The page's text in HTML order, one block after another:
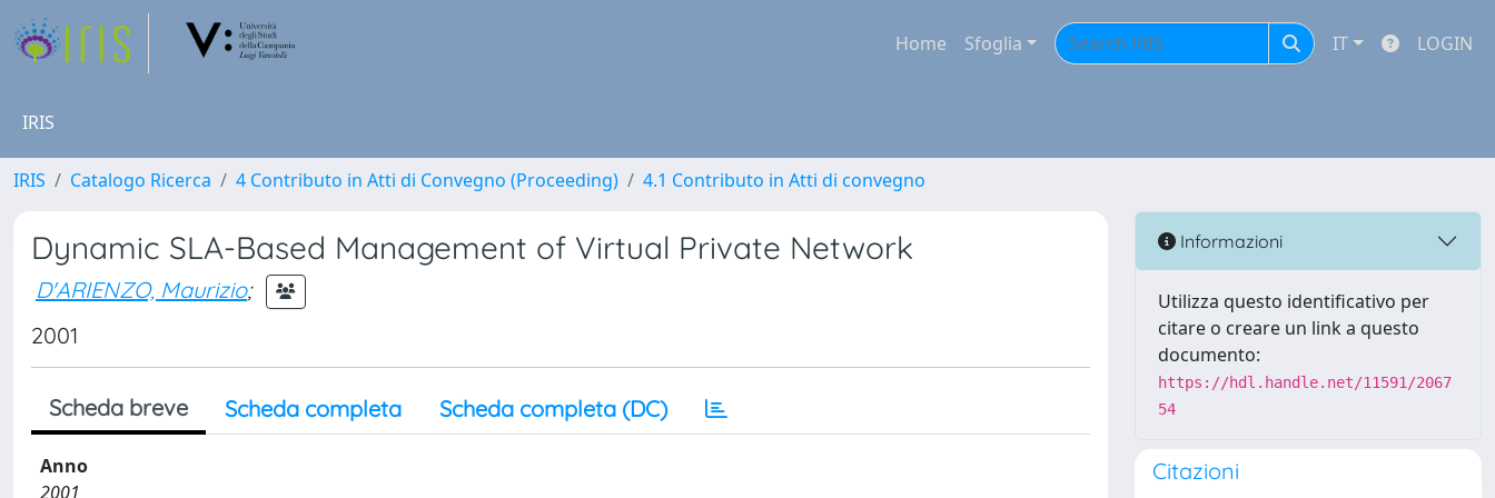
Home Sfoglia IT LOGIN
IRIS
IRIS Catalogo Ricerca 4 Contributo in Atti di Convegno (Proceeding) 4.1 Contributo in Atti di convegno
Dynamic SLA-Based Management of Virtual Private Network
D'ARIENZO, Maurizio;
2001
Scheda breve Scheda completa Scheda completa (DC)
Anno
2001
Informazioni
Utilizza questo identificativo per
citare o creare un link a questo
documento:
https://hdl.handle.net/11591/2067
54
Citazioni